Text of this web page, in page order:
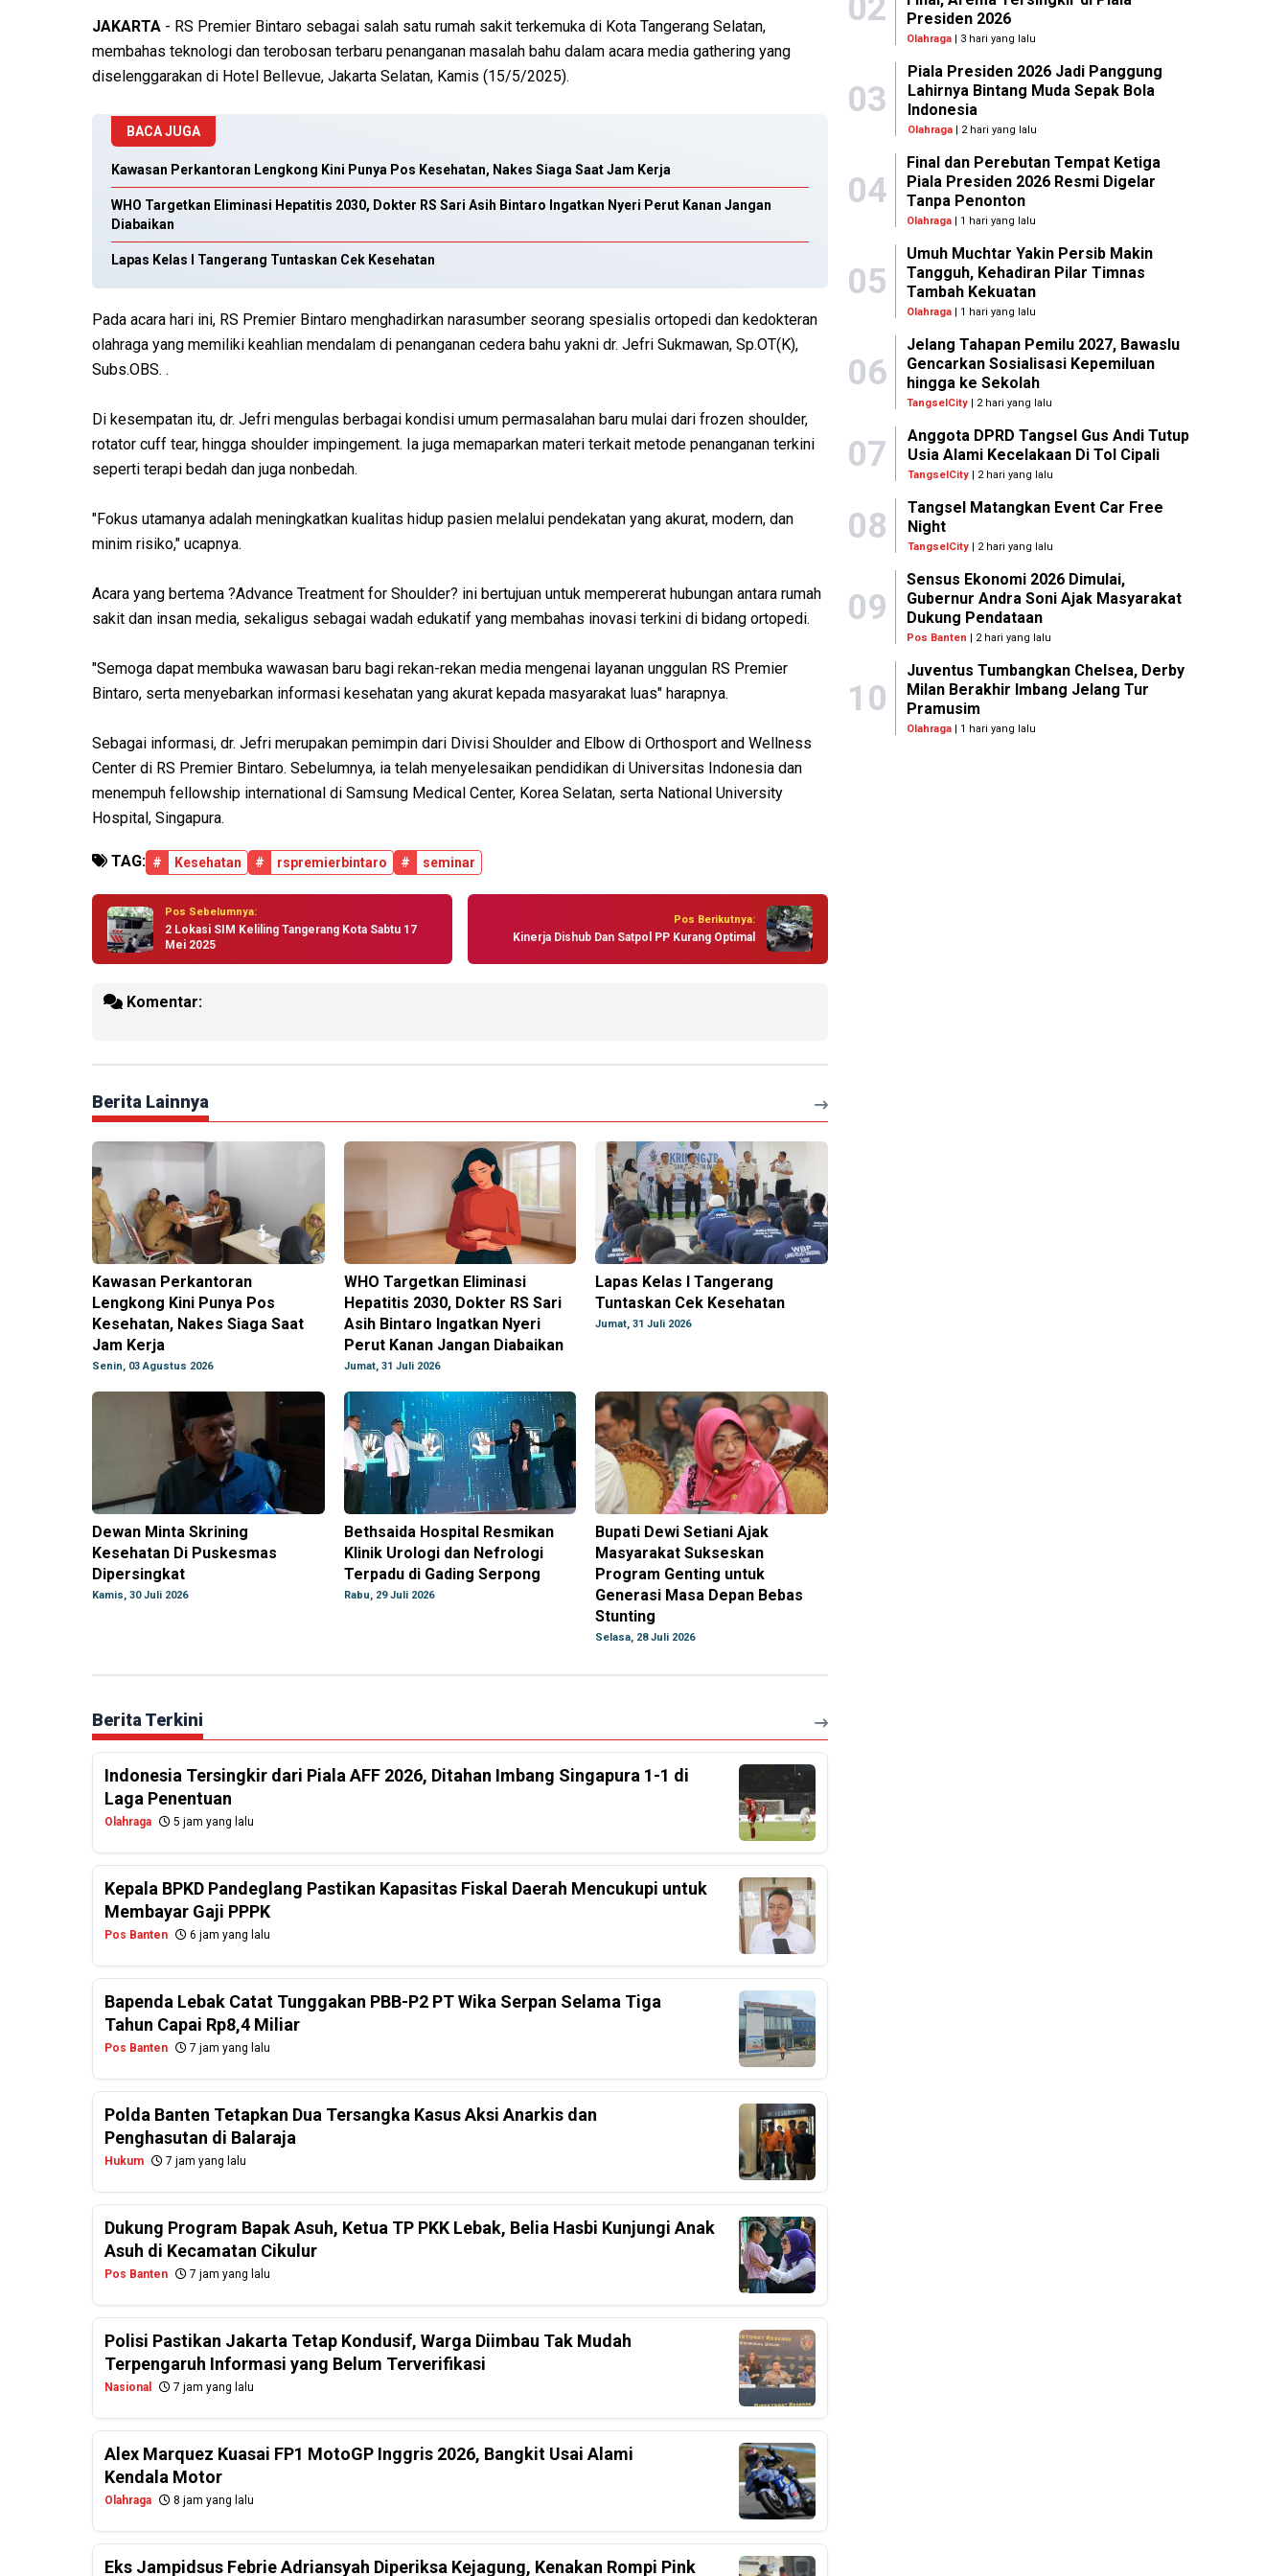
JAKARTA - RS Premier Bintaro sebagai salah satu rumah sakit terkemuka di Kota Tangerang Selatan,
membahas teknologi dan terobosan terbaru penanganan masalah bahu dalam acara media gathering yang
diselenggarakan di Hotel Bellevue, Jakarta Selatan, Kamis (15/5/2025).
BACA JUGA
Kawasan Perkantoran Lengkong Kini Punya Pos Kesehatan, Nakes Siaga Saat Jam Kerja
WHO Targetkan Eliminasi Hepatitis 2030, Dokter RS Sari Asih Bintaro Ingatkan Nyeri Perut Kanan Jangan
Diabaikan
Lapas Kelas I Tangerang Tuntaskan Cek Kesehatan
Pada acara hari ini, RS Premier Bintaro menghadirkan narasumber seorang spesialis ortopedi dan kedokteran
olahraga yang memiliki keahlian mendalam di penanganan cedera bahu yakni dr. Jefri Sukmawan, Sp.OT(K),
Subs.OBS. .
Di kesempatan itu, dr. Jefri mengulas berbagai kondisi umum permasalahan baru mulai dari frozen shoulder,
rotator cuff tear, hingga shoulder impingement. Ia juga memaparkan materi terkait metode penanganan terkini
seperti terapi bedah dan juga nonbedah.
"Fokus utamanya adalah meningkatkan kualitas hidup pasien melalui pendekatan yang akurat, modern, dan
minim risiko," ucapnya.
Acara yang bertema ?Advance Treatment for Shoulder? ini bertujuan untuk mempererat hubungan antara rumah
sakit dan insan media, sekaligus sebagai wadah edukatif yang membahas inovasi terkini di bidang ortopedi.
"Semoga dapat membuka wawasan baru bagi rekan-rekan media mengenai layanan unggulan RS Premier
Bintaro, serta menyebarkan informasi kesehatan yang akurat kepada masyarakat luas" harapnya.
Sebagai informasi, dr. Jefri merupakan pemimpin dari Divisi Shoulder and Elbow di Orthosport and Wellness
Center di RS Premier Bintaro. Sebelumnya, ia telah menyelesaikan pendidikan di Universitas Indonesia dan
menempuh fellowship international di Samsung Medical Center, Korea Selatan, serta National University
Hospital, Singapura.
TAG: # Kesehatan # rspremierbintaro # seminar
Pos Sebelumnya:
2 Lokasi SIM Keliling Tangerang Kota Sabtu 17
Mei 2025
Pos Berikutnya:
Kinerja Dishub Dan Satpol PP Kurang Optimal
Komentar:
Berita Lainnya
Kawasan Perkantoran
Lengkong Kini Punya Pos
Kesehatan, Nakes Siaga Saat
Jam Kerja
Senin, 03 Agustus 2026
WHO Targetkan Eliminasi
Hepatitis 2030, Dokter RS Sari
Asih Bintaro Ingatkan Nyeri
Perut Kanan Jangan Diabaikan
Jumat, 31 Juli 2026
Lapas Kelas I Tangerang
Tuntaskan Cek Kesehatan
Jumat, 31 Juli 2026
Dewan Minta Skrining
Kesehatan Di Puskesmas
Dipersingkat
Kamis, 30 Juli 2026
Bethsaida Hospital Resmikan
Klinik Urologi dan Nefrologi
Terpadu di Gading Serpong
Rabu, 29 Juli 2026
Bupati Dewi Setiani Ajak
Masyarakat Sukseskan
Program Genting untuk
Generasi Masa Depan Bebas
Stunting
Selasa, 28 Juli 2026
Berita Terkini
Indonesia Tersingkir dari Piala AFF 2026, Ditahan Imbang Singapura 1-1 di
Laga Penentuan
Olahraga 5 jam yang lalu
Kepala BPKD Pandeglang Pastikan Kapasitas Fiskal Daerah Mencukupi untuk
Membayar Gaji PPPK
Pos Banten 6 jam yang lalu
Bapenda Lebak Catat Tunggakan PBB-P2 PT Wika Serpan Selama Tiga
Tahun Capai Rp8,4 Miliar
Pos Banten 7 jam yang lalu
Polda Banten Tetapkan Dua Tersangka Kasus Aksi Anarkis dan
Penghasutan di Balaraja
Hukum 7 jam yang lalu
Dukung Program Bapak Asuh, Ketua TP PKK Lebak, Belia Hasbi Kunjungi Anak
Asuh di Kecamatan Cikulur
Pos Banten 7 jam yang lalu
Polisi Pastikan Jakarta Tetap Kondusif, Warga Diimbau Tak Mudah
Terpengaruh Informasi yang Belum Terverifikasi
Nasional 7 jam yang lalu
Alex Marquez Kuasai FP1 MotoGP Inggris 2026, Bangkit Usai Alami
Kendala Motor
Olahraga 8 jam yang lalu
Eks Jampidsus Febrie Adriansyah Diperiksa Kejagung, Kenakan Rompi Pink
02
Presiden 2026
Olahraga | 3 hari yang lalu
03
Piala Presiden 2026 Jadi Panggung
Lahirnya Bintang Muda Sepak Bola
Indonesia
Olahraga| 2 hari yang lalu
04
Final dan Perebutan Tempat Ketiga
Piala Presiden 2026 Resmi Digelar
Tanpa Penonton
Olahraga | 1 hari yang lalu
05
Umuh Muchtar Yakin Persib Makin
Tangguh, Kehadiran Pilar Timnas
Tambah Kekuatan
Olahraga | 1 hari yang lalu
06
Jelang Tahapan Pemilu 2027, Bawaslu
Gencarkan Sosialisasi Kepemiluan
hingga ke Sekolah
TangselCity | 2 hari yang lalu
07
Anggota DPRD Tangsel Gus Andi Tutup
Usia Alami Kecelakaan Di Tol Cipali
TangselCity| 2 hari yang lalu
08
Tangsel Matangkan Event Car Free
Night
TangselCity| 2 hari yang lalu
09
Sensus Ekonomi 2026 Dimulai,
Gubernur Andra Soni Ajak Masyarakat
Dukung Pendataan
Pos Banten | 2 hari yang lalu
10
Juventus Tumbangkan Chelsea, Derby
Milan Berakhir Imbang Jelang Tur
Pramusim
Olahraga | 1 hari yang lalu